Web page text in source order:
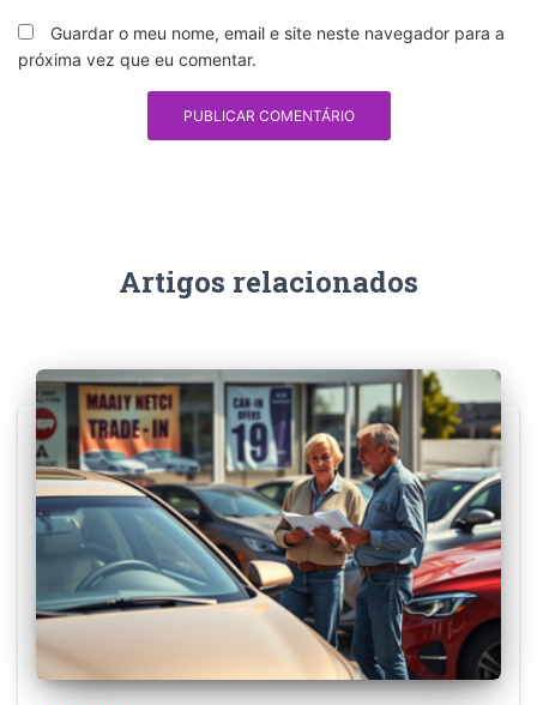
Guardar o meu nome, email e site neste navegador para a
próxima vez que eu comentar.
Artigos relacionados